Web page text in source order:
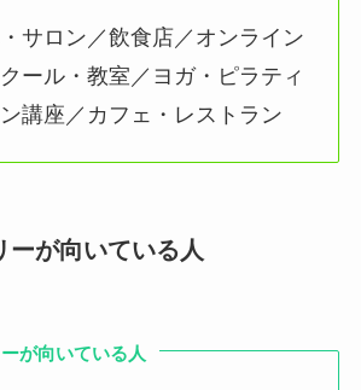
サロン／飲食店／オンライン
ール・教室／ヨガ・ピラティ
講座／カフェ・レストラン
ーが向いている人
が向いている人